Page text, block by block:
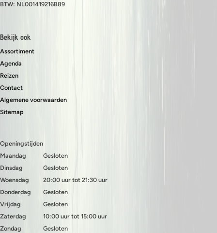
BTW: NL001419216B89
Bekijk ook
Assortiment
Agenda
Reizen
Contact
Algemene voorwaarden
Sitemap
Openingstijden
Maandag
Dinsdag
Woensdag
Donderdag
Vrijdag
Zaterdag
Zondag
Gesloten
Gesloten
20:00 uur tot 21:30 uur
Gesloten
Gesloten
10:00 uur tot 15:00 uur
Gesloten